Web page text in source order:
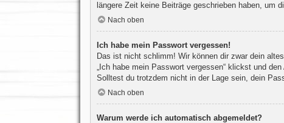
längere Zeit keine Beiträge geschrieben haben, um
Nach oben
Ich habe mein Passwort vergessen!
Das ist nicht schlimm! Wir können dir zwar dein
„Ich habe mein Passwort vergessen“ klickst und
Solltest du trotzdem nicht in der Lage sein, dein
Nach oben
Warum werde ich automatisch abgemeldet?